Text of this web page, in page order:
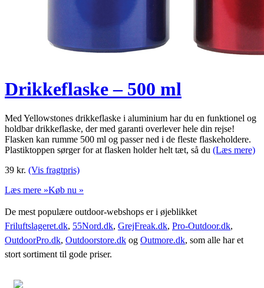
Drikkeflaske – 500 ml
Med Yellowstones drikkeflaske i aluminium har du en funktionel og
holdbar drikkeflaske, der med garanti overlever hele din rejse!
Flasken kan rumme 500 ml og passer ned i de fleste flaskeholdere.
Plastiktoppen sørger for at flasken holder helt tæt, så du (Læs mere)
39 kr. (Vis fragtpris)
Læs mere »Køb nu »
De mest populære outdoor-webshops er i øjeblikket
Friluftslageret.dk, 55Nord.dk, GrejFreak.dk, Pro-Outdoor.dk,
OutdoorPro.dk, Outdoorstore.dk og Outmore.dk, som alle har et
stort sortiment til gode priser.